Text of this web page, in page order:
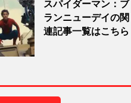
スパイダーマン：ブ
ランニューデイの関
連記事一覧はこちら